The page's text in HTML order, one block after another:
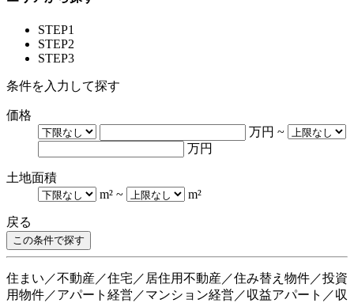
STEP1
STEP2
STEP3
条件を入力して探す
価格
万円 ~
万円
土地面積
m² ~ m²
戻る
住まい／不動産／住宅／居住用不動産／住み替え物件／投資
用物件／アパート経営／マンション経営／収益アパート／収